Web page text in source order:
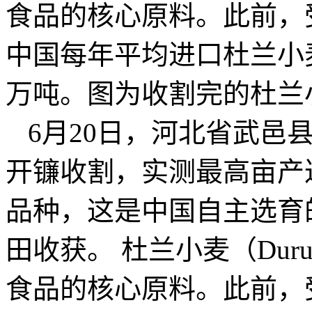
食品的核心原料。此前
中国每年平均进口杜兰
万吨。图为收割完的杜
6月20日，河北省武邑
开镰收割，实测最高亩
品种，这是中国自主选
田收获。 杜兰小麦（
食品的核心原料。此前